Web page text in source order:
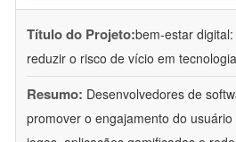
Título do Projeto:bem-estar
reduzir o risco de vício em tecnologia
Resumo: Desenvolvedores de
promover o engajamento do